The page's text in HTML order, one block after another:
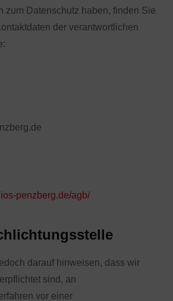
zum Datenschutz haben, finden Sie
der verantwortlichen
penzberg.de/agb/
darauf hinweisen, dass wir
sind, an
vor einer